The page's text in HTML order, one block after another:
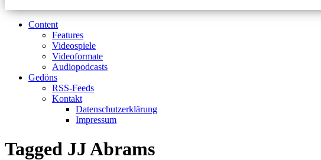
Content
Features
Videospiele
Videoformate
Audiopodcasts
Gedöns
RSS-Feeds
Kontakt
Datenschutzerklärung
Impressum
Tagged JJ Abrams